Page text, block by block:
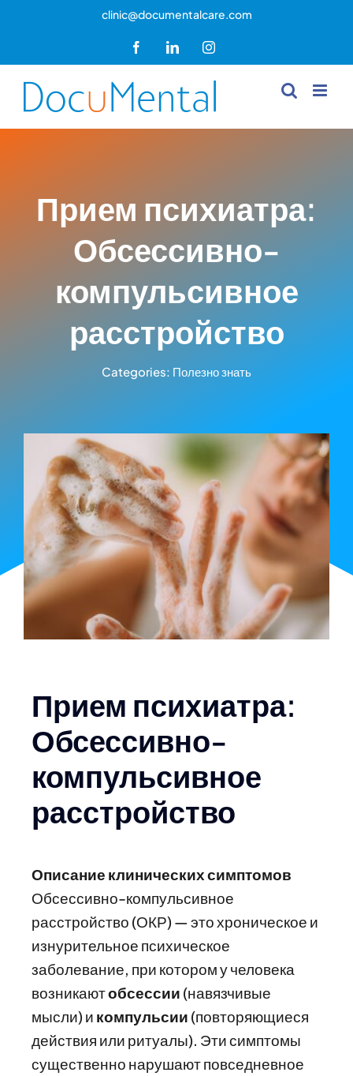
clinic@documentalcare.com
FacebookLinkedInInstagram
Прием психиатра:
Обсессивно-
компульсивное
расстройство
Categories: Полезно знать
Прием психиатра:
Обсессивно-
компульсивное
расстройство
Описание клинических симптомов
Обсессивно-компульсивное
расстройство (ОКР) — это хроническое и
изнурительное психическое
заболевание, при котором у человека
возникаютобсессии (навязчивые
мысли) и компульсии (повторяющиеся
действия или ритуалы). Эти симптомы
существенно нарушают повседневное